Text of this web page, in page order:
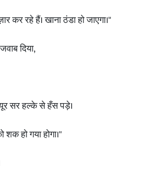
कर रहे हैं। खाना ठंडा हो जाएगा।"
दिया,
सर हल्के से हँस पड़े।
शक हो गया होगा।"